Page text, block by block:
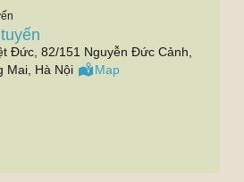
Đức, 82/151 Nguyễn Đức Cảnh,
Mai, Hà Nội
Map